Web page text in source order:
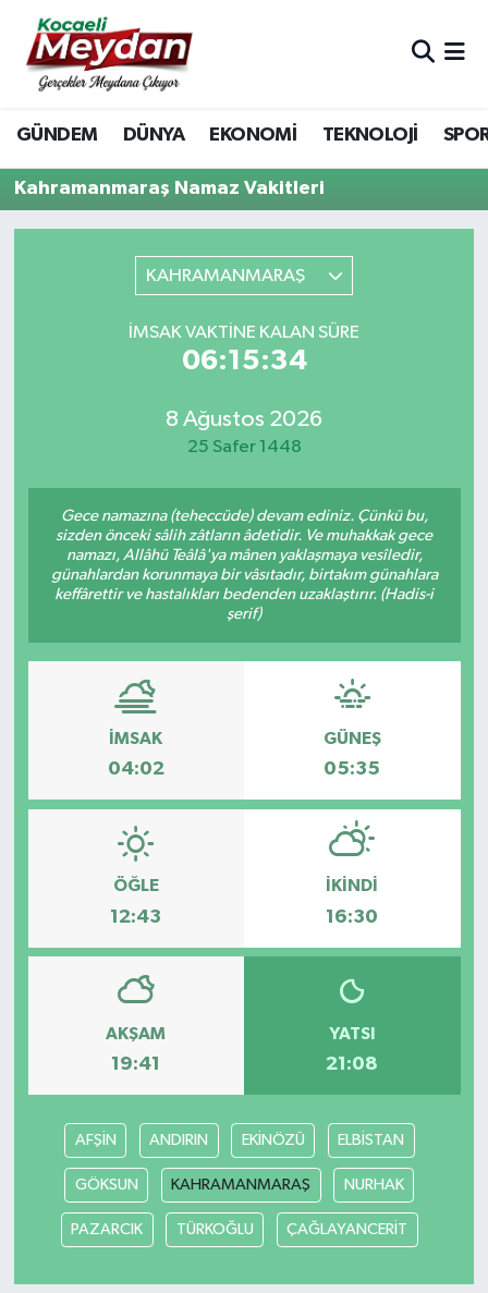
GÜNDEM DÜNYA EKONOMİ TEKNOLOJİ
Kahramanmaraş Namaz Vakitleri
KAHRAMANMARAŞ
İMSAK VAKTINE KALAN SÜRE
06:15:34
8 Ağustos 2026
25 Safer 1448
Gece namazına (teheccüde) devam ediniz. Çünkü bu,
sizden önceki sâlih zâtların âdetidir. Ve muhakkak gece
namazı, Allâhü Teâlâ'ya mânen yaklaşmaya vesîledir,
günahlardan korunmaya bir vâsıtadır, birtakım günahlara
keffârettir ve hastalıkları bedenden uzaklaştırır. (Hadis-i
şerif)
İMSAK
04:02
GÜNEŞ
05:35
ÖĞLE
12:43
İKINDI
16:30
AKŞAM
19:41
YATSI
21:08
AFŞİN ANDIRIN EKİNÖZÜ ELBİSTAN
GÖKSUN KAHRAMANMARAŞ NURHAK
PAZARCIK TÜRKOĞLU ÇAĞLAYANCERİT
Nöbetçi Eczaneler
Hava Durumu
Trafik Durumu
Son Dakika Haberleri